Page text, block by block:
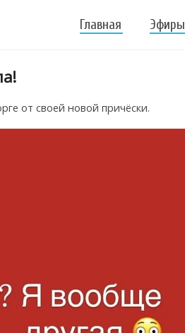
Главная Эфиры
от своей новой причёски.